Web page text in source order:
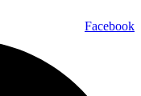
Facebook